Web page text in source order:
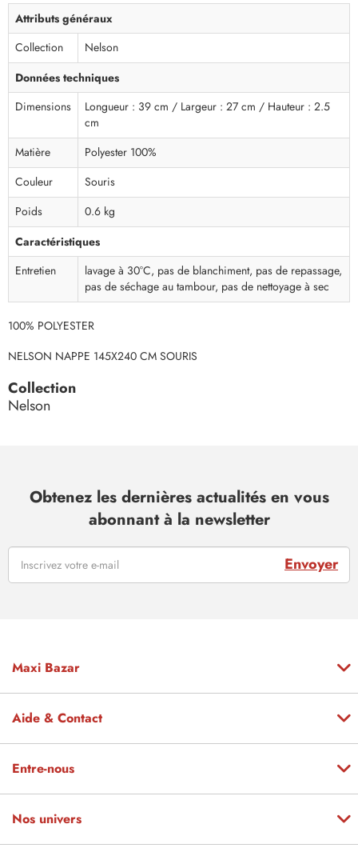
Attributs généraux
Collection Nelson
Données techniques
Dimensions
Longueur : 39 cm / Largeur : 27 cm / Hauteur : 2.5
cm
Matière
Polyester 100%
Couleur
Souris
Poids
0.6 kg
Caractéristiques
Entretien
lavage à 30°C, pas de blanchiment, pas de repassage,
pas de séchage au tambour, pas de nettoyage à sec
100% POLYESTER
NELSON NAPPE 145X240 CM SOURIS
Collection
Nelson
Obtenez les dernières actualités en vous
abonnant à la newsletter
Envoyer
Maxi Bazar
Aide & Contact
Entre-nous
Nos univers